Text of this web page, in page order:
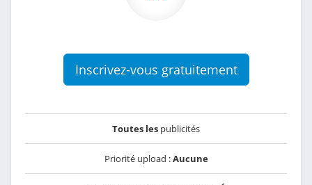
Inscrivez-vous gratuitement
Toutes les publicités
Priorité upload :Aucune